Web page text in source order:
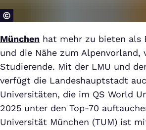
München hat mehr zu bieten als
und die Nähe zum Alpenvorland,
Studierende. Mit der LMU und
verfügt die Landeshauptstadt
Universitäten, die im QS World
2025 unter den Top-70
Universität München (TUM) ist